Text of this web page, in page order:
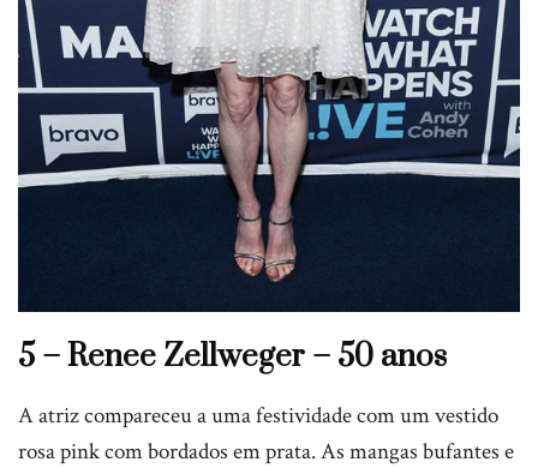
5 – Renee Zellweger – 50 anos
A atriz compareceu a uma festividade com um vestido
rosa pink com bordados em prata. As mangas bufantes e